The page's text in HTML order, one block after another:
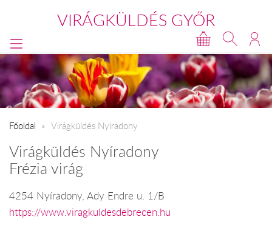
VIRÁGKÜLDÉS GYŐR
Főoldal Virágküldés Nyíradony
Virágküldés Nyíradony
Frézia virág
4254 Nyíradony, Ady Endre u. 1/B
https://www.viragkuldesdebrecen.hu